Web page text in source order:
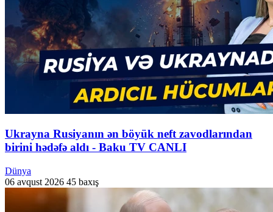
Ukrayna Rusiyanın ən böyük neft zavodlarından
birini hədəfə aldı - Baku TV CANLI
Dünya
06 avqust 2026 45 baxış